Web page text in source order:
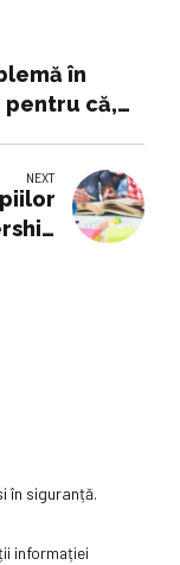
în
că,
/
tehnologia
NEXT
în siguranță.
informației